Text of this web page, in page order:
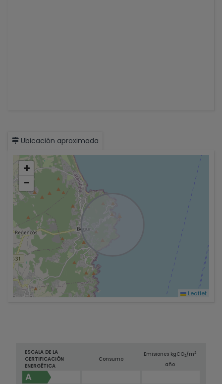
Ubicación aproximada
+
−
Leaflet
ESCALA DE LA
CERTIFICACIÓN
ENERGÉTICA
Consumo
Emisiones kgCO2/m2
año
A